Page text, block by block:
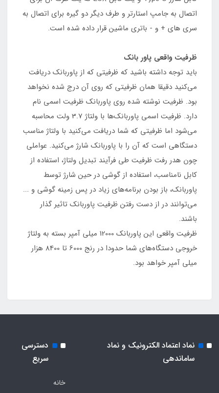
اتصال به جامپ استارتر و طرف دیگر دو گیره برای اتصال به
سری های + و - باتری ماشین قرار داده شده است.
ظرفیت واقعی پاور بانک
باید توجه داشته باشید که ظرفیتی که از پاوربانک دریافت
می‌کنید دقیقا همان ظرفیتی که روی آن درج شده نخواهد
بود. ظرفیت نوشته شده روی پاوربانک ظرفیت اسمی نام
دارد. ظرفیت اسمی پاوربانک‌ها با ولتاژ 3.7 ولت محاسبه
می‌شود اما ظرفیتی که شما دریافت می‌کنید با ولتاژ مناسب
دستگاهی‌ است که آن را با پاوربانک شارژ می‌کنید. عواملی
چون هدر رفت ظرفیت طی فرآیند تبدیل ولتاژ، استفاده از
کابل نامناسب، استفاده از گوشی در حین شارژ توسط
پاوربانک، باز بودن برنامه‌های زیاد در پس زمینه گوشی و ...
می‌توانند در از دست رفتن ظرفیت پاوربانک تاثیر گذار
باشند.
ظرفیت واقعی این پاوربانک 12000 میلی آمپر بسته به ولتاژ
خروجی دستگاه‌های شما حدودا در رنج 6000 تا 8400 هزار
میلی آمپر خواهد بود.
نماد اعتماد الکترونیک و نماد
ساماندهی
دسترسی
سریع
خانه